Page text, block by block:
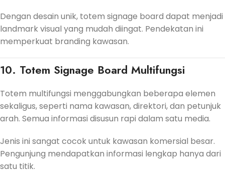
Dengan desain unik, totem signage board dapat menjadi
landmark visual yang mudah diingat. Pendekatan ini
memperkuat branding kawasan.
10. Totem Signage Board Multifungsi
Totem multifungsi menggabungkan beberapa elemen
sekaligus, seperti nama kawasan, direktori, dan petunjuk
arah. Semua informasi disusun rapi dalam satu media.
Jenis ini sangat cocok untuk kawasan komersial besar.
Pengunjung mendapatkan informasi lengkap hanya dari
satu titik.